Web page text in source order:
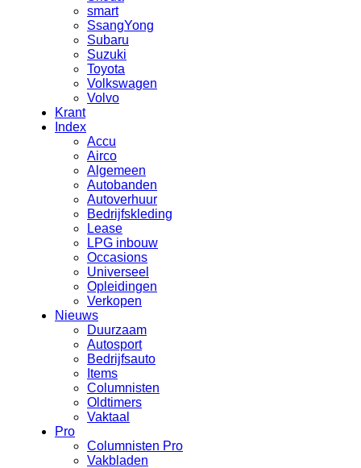
smart
SsangYong
Subaru
Suzuki
Toyota
Volkswagen
Volvo
Krant
Index
Accu
Airco
Algemeen
Autobanden
Autoverhuur
Bedrijfskleding
Lease
LPG inbouw
Occasions
Universeel
Opleidingen
Verkopen
Nieuws
Duurzaam
Autosport
Bedrijfsauto
Items
Columnisten
Oldtimers
Vaktaal
Pro
Columnisten Pro
Vakbladen